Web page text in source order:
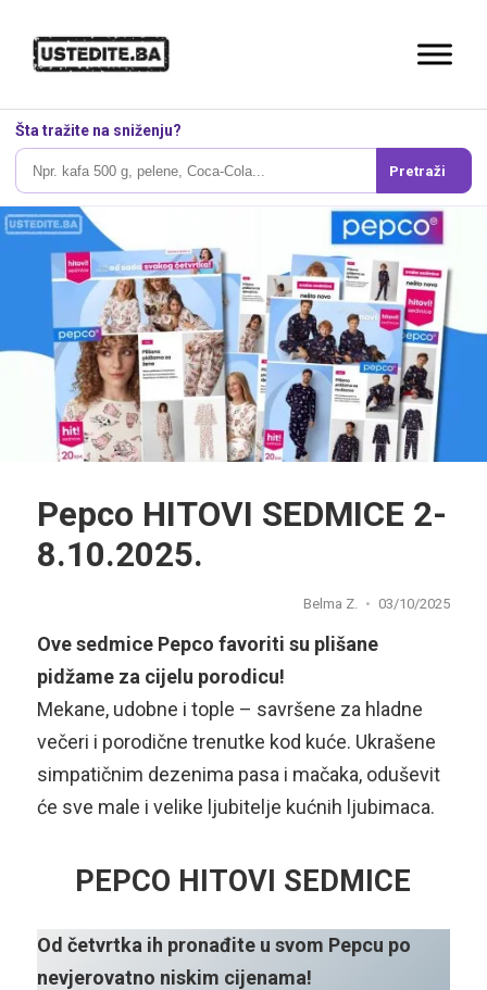
Šta tražite na sniženju?
Pretraži
Pepco HITOVI SEDMICE 2-
8.10.2025.
Belma Z. 03/10/2025
Ove sedmice Pepco favoriti su plišane
pidžame za cijelu porodicu!
Mekane, udobne i tople – savršene za hladne
večeri i porodične trenutke kod kuće. Ukrašene
simpatičnim dezenima pasa i mačaka, oduševit
će sve male i velike ljubitelje kućnih ljubimaca.
PEPCO HITOVI SEDMICE
Od četvrtka ih pronađite u svom Pepcu po
nevjerovatno niskim cijenama!